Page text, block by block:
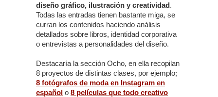
diseño gráfico, ilustración y creatividad.
Todas las entradas tienen bastante miga, se
curran los contenidos haciendo análisis
detallados sobre libros, identidad corporativa
o entrevistas a personalidades del diseño.
Destacaría la sección Ocho, en ella recopilan
8 proyectos de distintas clases, por ejemplo;
8 fotógrafos de moda en Instagram en
español o 8 películas que todo creativo